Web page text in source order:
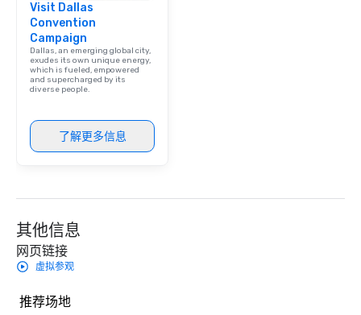
Visit Dallas
Convention
Campaign
Dallas, an emerging global city,
exudes its own unique energy,
which is fueled, empowered
and supercharged by its
diverse people.
了解更多信息
其他信息
网页链接
虚拟参观
推荐场地